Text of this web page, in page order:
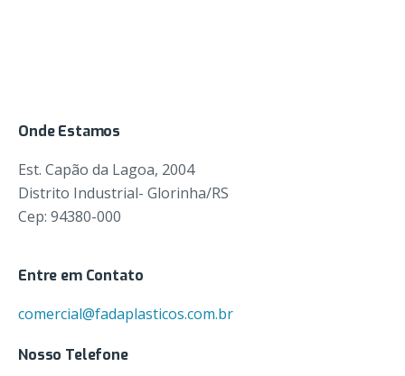
Onde Estamos
Est. Capão da Lagoa, 2004
Distrito Industrial- Glorinha/RS
Cep: 94380-000
Entre em Contato
comercial@fadaplasticos.com.br
Nosso Telefone